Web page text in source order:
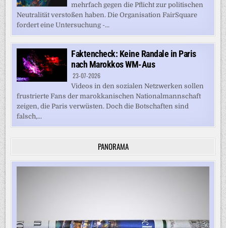
mehrfach gegen die Pflicht zur politischen
Neutralität verstoßen haben. Die Organisation FairSquare
fordert eine Untersuchung -...
Faktencheck: Keine Randale in Paris
nach Marokkos WM-Aus
23-07-2026
Videos in den sozialen Netzwerken sollen
frustrierte Fans der marokkanischen Nationalmannschaft
zeigen, die Paris verwüsten. Doch die Botschaften sind
falsch,...
PANORAMA